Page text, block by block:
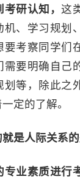
考研认知，这
机、学习规划
要考察同学们
需要明确自己
划等，除此之
定的了解。
是人际关系的
专业素质进行